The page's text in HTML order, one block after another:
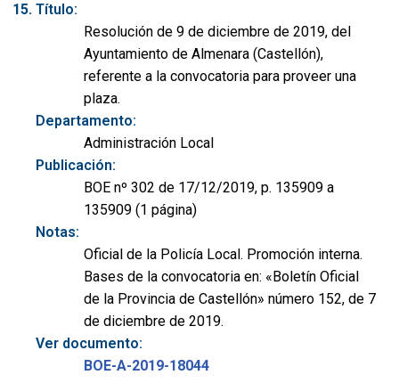
Título:
Resolución de 9 de diciembre de 2019, del
Ayuntamiento de Almenara (Castellón),
referente a la convocatoria para proveer una
plaza.
Departamento:
Administración Local
Publicación:
BOE nº 302 de 17/12/2019, p. 135909 a
135909 (1 página)
Notas:
Oficial de la Policía Local. Promoción interna.
Bases de la convocatoria en: «Boletín Oficial
de la Provincia de Castellón» número 152, de 7
de diciembre de 2019.
Ver documento:
BOE-A-2019-18044